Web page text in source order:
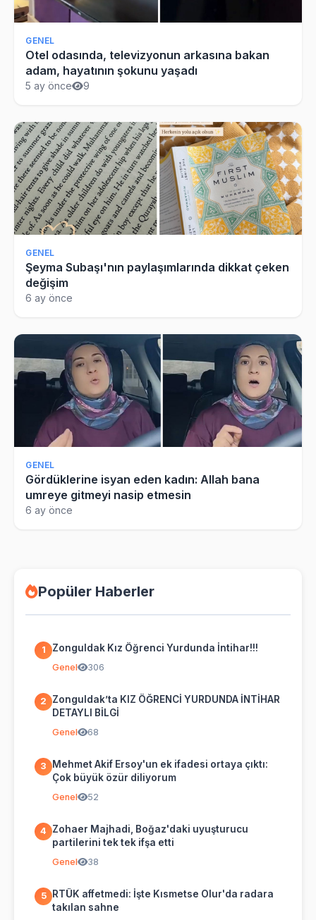
GENEL
Otel odasında, televizyonun arkasına bakan
adam, hayatının şokunu yaşadı
5 ay önce 9
GENEL
Şeyma Subaşı'nın paylaşımlarında dikkat çeken
değişim
6 ay önce
GENEL
Gördüklerine isyan eden kadın: Allah bana
umreye gitmeyi nasip etmesin
6 ay önce
Popüler Haberler
1 Zonguldak Kız Öğrenci Yurdunda İntihar!!!
Genel 306
2
Zonguldak’ta KIZ ÖĞRENCİ YURDUNDA İNTİHAR
DETAYLI BİLGİ
Genel 68
3
Mehmet Akif Ersoy'un ek ifadesi ortaya çıktı:
Çok büyük özür diliyorum
Genel 52
4
Zohaer Majhadi, Boğaz'daki uyuşturucu
partilerini tek tek ifşa etti
Genel 38
5
RTÜK affetmedi: İşte Kısmetse Olur'da radara
takılan sahne